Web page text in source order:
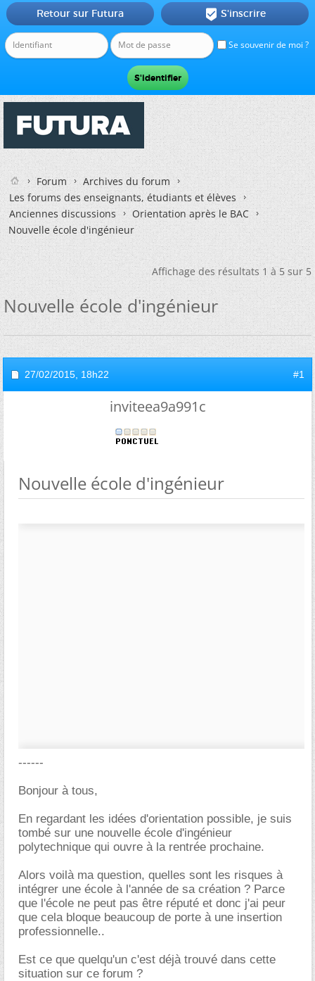
Se souvenir de moi ?
Retour sur Futura  S'inscrire
Forum
Archives du forum
Les forums des enseignants, étudiants et élèves
Anciennes discussions
Orientation après le BAC
Nouvelle école d'ingénieur
Affichage des résultats 1 à 5 sur 5
Nouvelle école d'ingénieur
27/02/2015, 18h22 #1
inviteea9a991c
Nouvelle école d'ingénieur
------
Bonjour à tous,
En regardant les idées d'orientation possible, je suis
tombé sur une nouvelle école d'ingénieur
polytechnique qui ouvre à la rentrée prochaine.
Alors voilà ma question, quelles sont les risques à
intégrer une école à l'année de sa création ? Parce
que l'école ne peut pas être réputé et donc j'ai peur
que cela bloque beaucoup de porte à une insertion
professionnelle..
Est ce que quelqu'un c'est déjà trouvé dans cette
situation sur ce forum ?